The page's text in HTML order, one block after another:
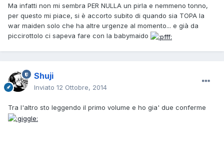
Ma infatti non mi sembra PER NULLA un pirla e nemmeno tonno,
per questo mi piace, si è accorto subito di quando sia TOPA la
war maiden solo che ha altre urgenze al momento... e già da
piccirottolo ci sapeva fare con la babymaido
Shuji
Inviato 12 Ottobre, 2014
Tra l'altro sto leggendo il primo volume e ho gia' due conferme